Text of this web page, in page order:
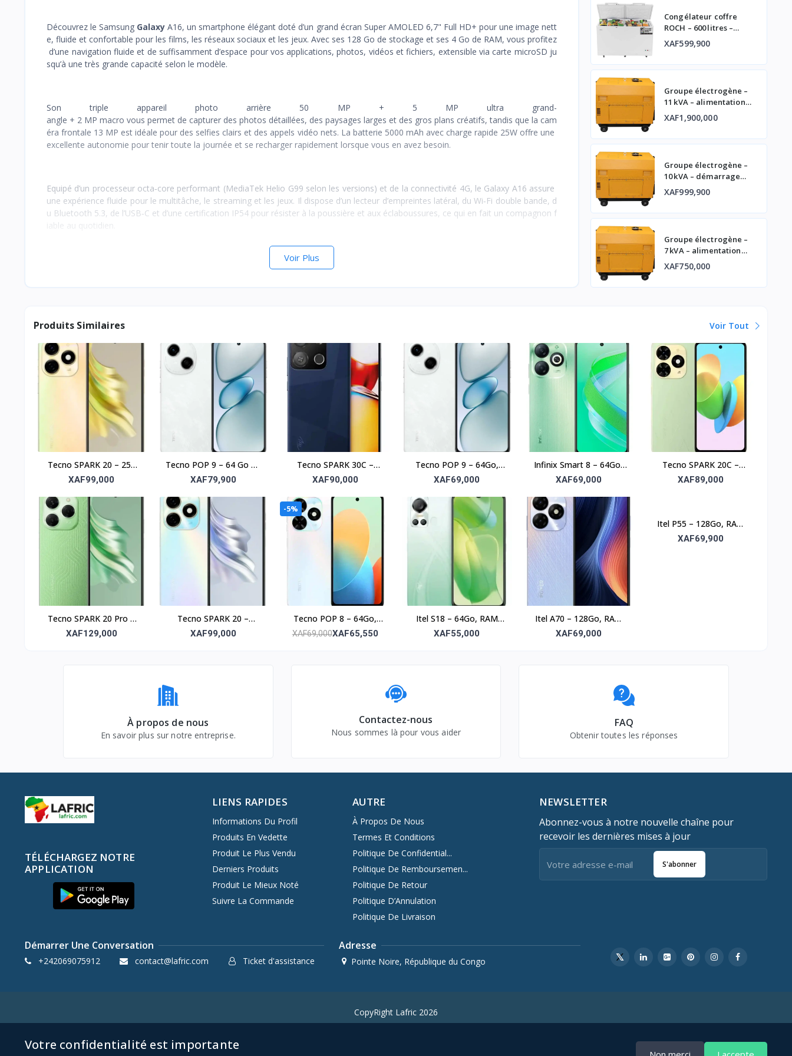
Découvrez le Samsung Galaxy A16, un smartphone élégant doté d’un grand écran Super AMOLED 6,7" Full HD+ pour une image nett
e, fluide et confortable pour les films, les réseaux sociaux et les jeux. Avec ses 128 Go de stockage et ses 4 Go de RAM, vous profitez
d’une navigation fluide et de suffisamment d’espace pour vos applications, photos, vidéos et fichiers, extensible via carte microSD ju
squ’à une très grande capacité selon le modèle.
Son triple appareil photo arrière 50 MP + 5 MP ultra grand-
angle + 2 MP macro vous permet de capturer des photos détaillées, des paysages larges et des gros plans créatifs, tandis que la cam
éra frontale 13 MP est idéale pour des selfies clairs et des appels vidéo nets. La batterie 5000 mAh avec charge rapide 25W offre une
excellente autonomie pour tenir toute la journée et se recharger rapidement lorsque vous en avez besoin.
Equipé d’un processeur octa‑core performant (MediaTek Helio G99 selon les versions) et de la connectivité 4G, le Galaxy A16 assure
une expérience fluide pour le multitâche, le streaming et les jeux. Il dispose d’un lecteur d’empreintes latéral, du Wi‑Fi double bande, d
u Bluetooth 5.3, de l’USB‑C et d’une certification IP54 pour résister à la poussière et aux éclaboussures, ce qui en fait un compagnon f
iable au quotidien.
Voir Plus
Congélateur coffre
ROCH – 600 litres –
double porte
XAF599,900
Groupe électrogène –
11 kVA – alimentation
fiable
XAF1,900,000
Groupe électrogène –
10 kVA – démarrage
automatique et
affichage digital
XAF999,900
Groupe électrogène –
7 kVA – alimentation
fiable
XAF750,000
Produits Similaires Voir Tout
Tecno SPARK 20 – 256
Go, 8 Go RAM, écran
XAF99,000
Tecno POP 9 – 64 Go de
stockage, 3 Go de RAM
XAF79,900
Tecno SPARK 30C –
128Go, RAM 4Go, écran
XAF90,000
Tecno POP 9 – 64Go,
RAM 3Go, écran 6.6’’
XAF69,000
Infinix Smart 8 – 64Go,
RAM 4Go, écran 6.6’’
XAF69,000
Tecno SPARK 20C –
256Go, RAM 4Go, écran
XAF89,000
Tecno SPARK 20 Pro –
256Go, RAM 8Go, écran
XAF129,000
Tecno SPARK 20 –
128Go, RAM 8Go, écran
XAF99,000
-5%
Tecno POP 8 – 64Go,
RAM 3Go, écran 6.6’’
XAF69,000XAF65,550
Itel S18 – 64Go, RAM
4Go, Photo 8MP, écran
XAF55,000
Itel A70 – 128Go, RAM
8Go, écran 6.6’’
XAF69,000
Itel P55 – 128Go, RAM
4Go, écran 6.6’’
XAF69,900
À propos de nous
En savoir plus sur notre entreprise.
Contactez-nous
Nous sommes là pour vous aider
FAQ
Obtenir toutes les réponses
TÉLÉCHARGEZ NOTRE
APPLICATION
LIENS RAPIDES
Informations Du Profil
Produits En Vedette
Produit Le Plus Vendu
Derniers Produits
Produit Le Mieux Noté
Suivre La Commande
AUTRE
À Propos De Nous
Termes Et Conditions
Politique De Confidential...
Politique De Remboursemen...
Politique De Retour
Politique D’Annulation
Politique De Livraison
NEWSLETTER
Abonnez-vous à notre nouvelle chaîne pour
recevoir les dernières mises à jour
S'abonner
Démarrer Une Conversation
+242069075912 contact@lafric.com Ticket d'assistance
Adresse
Pointe Noire, République du Congo
CopyRight Lafric 2026
Votre confidentialité est importante